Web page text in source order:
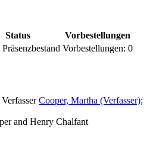
Status
Vorbestellungen
Präsenzbestand Vorbestellungen: 0
Cooper, Martha (Verfasser);
and Henry Chalfant